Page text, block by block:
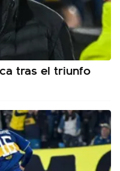
tras el triunfo